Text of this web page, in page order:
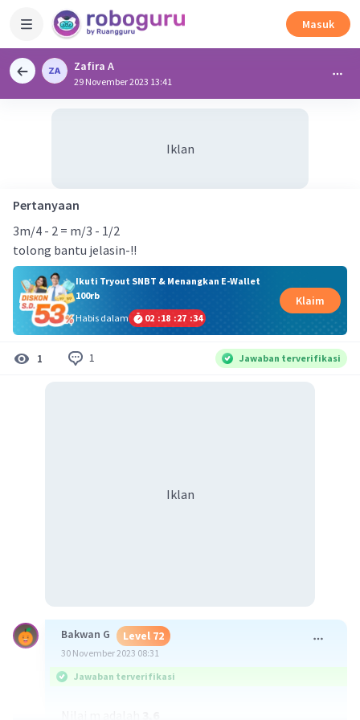
Masuk
Zafira A
29 November 2023 13:41
Iklan
Pertanyaan
3m/4 - 2 = m/3 - 1/2
tolong bantu jelasin-!!
Ikuti Tryout SNBT & Menangkan E-Wallet
100rb
Habis dalam
02 :18 :27 :34
Klaim
1 1 Jawaban terverifikasi
Iklan
Bakwan G Level 72
30 November 2023 08:31
Jawaban terverifikasi